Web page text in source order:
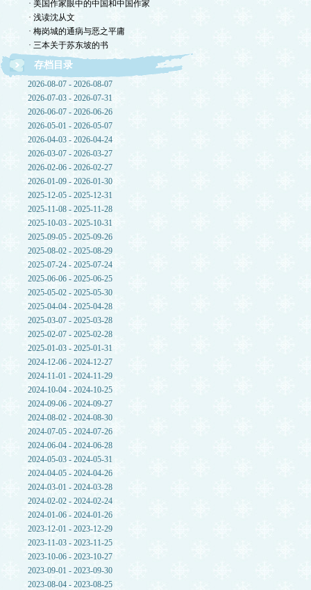
· 美国作家眼中的中国和中国作家
· 浅读沈从文
· 梅岗城的通病与恶之平庸
· 三本关于苏东坡的书
存档目录
2026-08-07 - 2026-08-07
2026-07-03 - 2026-07-31
2026-06-07 - 2026-06-26
2026-05-01 - 2026-05-07
2026-04-03 - 2026-04-24
2026-03-07 - 2026-03-27
2026-02-06 - 2026-02-27
2026-01-09 - 2026-01-30
2025-12-05 - 2025-12-31
2025-11-08 - 2025-11-28
2025-10-03 - 2025-10-31
2025-09-05 - 2025-09-26
2025-08-02 - 2025-08-29
2025-07-24 - 2025-07-24
2025-06-06 - 2025-06-25
2025-05-02 - 2025-05-30
2025-04-04 - 2025-04-28
2025-03-07 - 2025-03-28
2025-02-07 - 2025-02-28
2025-01-03 - 2025-01-31
2024-12-06 - 2024-12-27
2024-11-01 - 2024-11-29
2024-10-04 - 2024-10-25
2024-09-06 - 2024-09-27
2024-08-02 - 2024-08-30
2024-07-05 - 2024-07-26
2024-06-04 - 2024-06-28
2024-05-03 - 2024-05-31
2024-04-05 - 2024-04-26
2024-03-01 - 2024-03-28
2024-02-02 - 2024-02-24
2024-01-06 - 2024-01-26
2023-12-01 - 2023-12-29
2023-11-03 - 2023-11-25
2023-10-06 - 2023-10-27
2023-09-01 - 2023-09-30
2023-08-04 - 2023-08-25